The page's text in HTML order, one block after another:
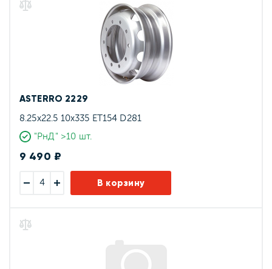
ASTERRO 2229
8.25x22.5 10x335 ET154 D281
"РнД" >10 шт.
9 490 ₽
В корзину